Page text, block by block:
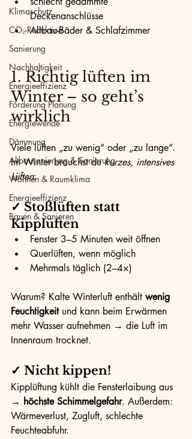
Klimaschutz
CO₂-Reduktion
Sanierung
Nachhaltigkeit
Energieeffizienz
Förderung Planung
Energiewende
Dämmung
Altbausanierung & Sanierung
Wohnen & Raumklima
Energieeffizienz
Bauen & Sanieren
Deckenanschlüsse
Altbau-Bäder & Schlafzimmer
1. Richtig lüften im
Winter – so geht’s
wirklich
Viele lüften „zu wenig“ oder „zu lange“.
Im Winter brauchst du kurzes, intensives
Lüften:
✓ Stoßlüften statt
Kipplüften
Fenster 3–5 Minuten weit öffnen
Querlüften, wenn möglich
Mehrmals täglich (2–4×)
Warum? Kalte Winterluft enthält wenig
Feuchtigkeit und kann beim Erwärmen
mehr Wasser aufnehmen → die Luft im
Innenraum trocknet.
✓ Nicht kippen!
Kipplüftung kühlt die Fensterlaibung aus
→ höchste Schimmelgefahr. Außerdem:
Wärmeverlust, Zugluft, schlechte
Feuchteabfuhr.